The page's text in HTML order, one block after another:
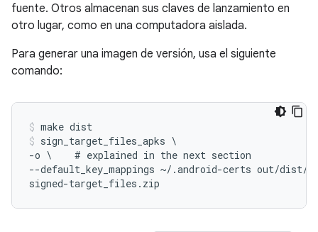
fuente. Otros almacenan sus claves de lanzamiento en
otro lugar, como en una computadora aislada.
Para generar una imagen de versión, usa el siguiente
comando:
make dist
sign_target_files_apks \
-o \    # explained in the next section
--default_key_mappings ~/.android-certs out/
signed-target_files.zip